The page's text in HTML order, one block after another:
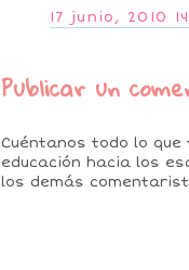
17 junio, 2010
Publicar un
Cuéntanos todo lo
educación hacia los
los demás